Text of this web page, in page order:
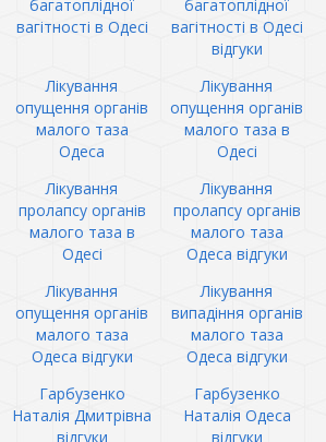
багатоплідної
вагітності в Одесі
багатоплідної
вагітності в Одесі
відгуки
Лікування
опущення органів
малого таза
Одеса
Лікування
опущення органів
малого таза в
Одесі
Лікування
пролапсу органів
малого таза в
Одесі
Лікування
пролапсу органів
малого таза
Одеса відгуки
Лікування
опущення органів
малого таза
Одеса відгуки
Лікування
випадіння органів
малого таза
Одеса відгуки
Гарбузенко
Наталія Дмитрівна
відгуки
Гарбузенко
Наталія Одеса
відгуки